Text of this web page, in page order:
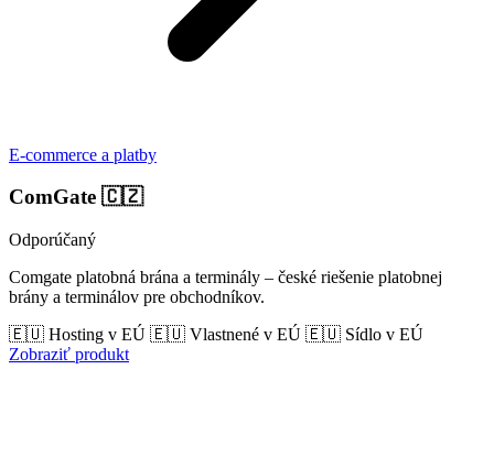
E-commerce a platby
ComGate 🇨🇿
Odporúčaný
Comgate platobná brána a terminály – české riešenie platobnej
brány a terminálov pre obchodníkov.
🇪🇺 Hosting v EÚ 🇪🇺 Vlastnené v EÚ 🇪🇺 Sídlo v EÚ
Zobraziť produkt